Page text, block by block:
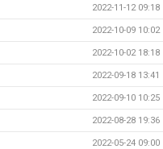
2022-11-12 09:18
2022-10-09 10:02
2022-10-02 18:18
2022-09-18 13:41
2022-09-10 10:25
2022-08-28 19:36
2022-05-24 09:00